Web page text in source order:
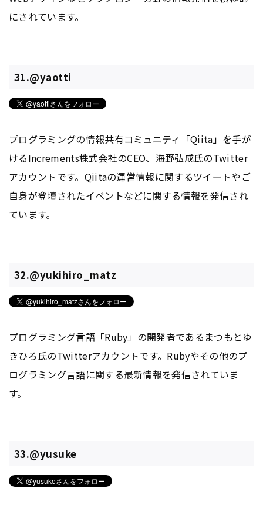
にされています。
31.@yaotti
プログラミングの情報共有コミュニティ「Qiita」を手が
けるIncrements株式会社のCEO、海野弘成氏のTwitter
アカウントです。Qiitaの運営情報に関するツイートやご
自身が登壇されたイベントなどに関する情報を発信され
ています。
32.@yukihiro_matz
プログラミング言語「Ruby」の開発者であるまつもとゆ
きひろ氏のTwitterアカウントです。Rubyやその他のプ
ログラミング言語に関する最新情報を発信されていま
す。
33.@yusuke